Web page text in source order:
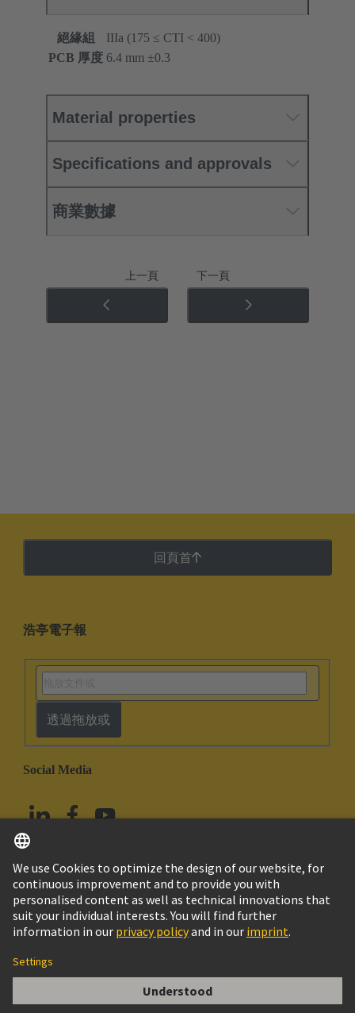
HAR-BUS 64 SHROUD, fuer LP-DICKE 6,4
絕緣組
IIIa (175 ≤ CTI < 400)
PCB 厚度 ‌6.4 mm ±0.3 ‌
Material properties
Specifications and approvals
商業數據
上一頁 下一頁
回頁首
浩亭電子報
透過拖放或
Social Media
台灣 繁体中文
© HARTING浩亭技術集團
Cookie政策Terms of Use